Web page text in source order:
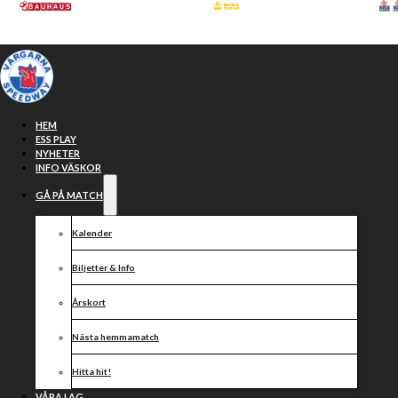
Hoppa till huvudinnehåll
HEM
ESS PLAY
NYHETER
INFO VÄSKOR
GÅ PÅ MATCH
Kalender
Biljetter & Info
Årskort
Nästa hemmamatch
Hitta hit!
Vargarna